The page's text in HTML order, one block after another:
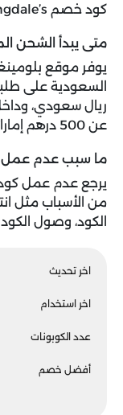
اخر تحديث
اخر استخدام
عدد الكوبونات
أفضل خصم
كود خصم bloomingdale’s المتوفر لدى موقعنا يوفر.
متى يبدأ الشحن
يوفر موقع
ريال سعودي،
عن 500 درهم إماراتي.
ما سبب عدم عمل
من الأسباب مثل
الكود، وصول